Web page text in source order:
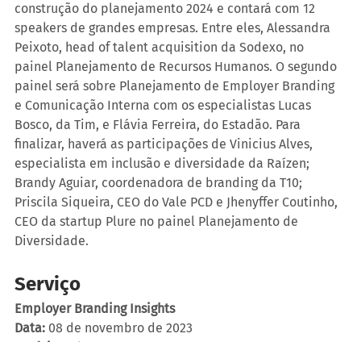
construção do planejamento 2024 e contará com 12
speakers de grandes empresas. Entre eles, Alessandra
Peixoto, head of talent acquisition da Sodexo, no
painel Planejamento de Recursos Humanos. O segundo
painel será sobre Planejamento de Employer Branding
e Comunicação Interna com os especialistas Lucas
Bosco, da Tim, e Flávia Ferreira, do Estadão. Para
finalizar, haverá as participações de Vinicius Alves,
especialista em inclusão e diversidade da Raízen;
Brandy Aguiar, coordenadora de branding da T10;
Priscila Siqueira, CEO do Vale PCD e Jhenyffer Coutinho,
CEO da startup Plure no painel Planejamento de
Diversidade.
Serviço
Employer Branding Insights
Data: 08 de novembro de 2023